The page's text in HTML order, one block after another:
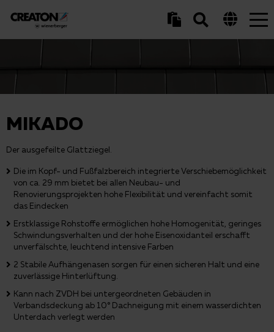
MIKADO
Der ausgefeilte Glattziegel.
Die im Kopf- und Fußfalzbereich integrierte Verschiebemöglichkeit
von ca. 29 mm bietet bei allen Neubau- und
Renovierungsprojekten hohe Flexibilität und vereinfacht somit
das Eindecken
Erstklassige Rohstoffe ermöglichen hohe Homogenität, geringes
Schwindungsverhalten und der hohe Eisenoxidanteil erschafft
unverfälschte, leuchtend intensive Farben
2 Stabile Aufhängenasen sorgen für einen sicheren Halt und eine
zuverlässige Hinterlüftung.
Kann nach ZVDH bei untergeordneten Gebäuden in
Verbandsdeckung ab 10° Dachneigung mit einem wasserdichten
Unterdach verlegt werden